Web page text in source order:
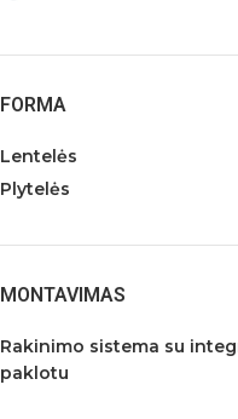
FORMA
Lentelės
Plytelės
MONTAVIMAS
Rakinimo sistema su
paklotu